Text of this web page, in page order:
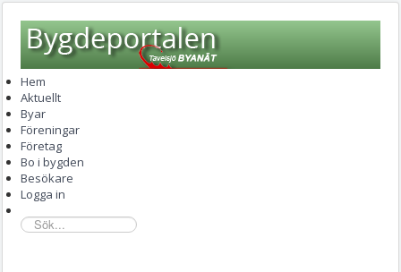
Hem
Aktuellt
Byar
Föreningar
Företag
Bo i bygden
Besökare
Logga in
sök...